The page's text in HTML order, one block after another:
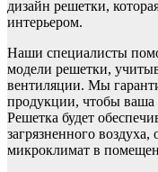
дизайн решетки,
интерьером.
Наши специалисты
модели решетки,
вентиляции. Мы
продукции, чтобы ваша
Решетка будет
загрязненного
микроклимат в